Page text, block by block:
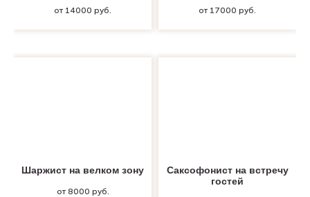
от 14000 руб. от 17000 руб.
Шаржист на велком зону
от 8000 руб.
Саксофонист на встречу
гостей